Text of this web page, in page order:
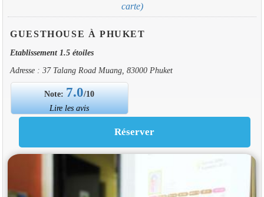
carte)
GUESTHOUSE À PHUKET
Etablissement 1.5 étoiles
Adresse : 37 Talang Road Muang, 83000 Phuket
Note: 7.0/10
Lire les avis